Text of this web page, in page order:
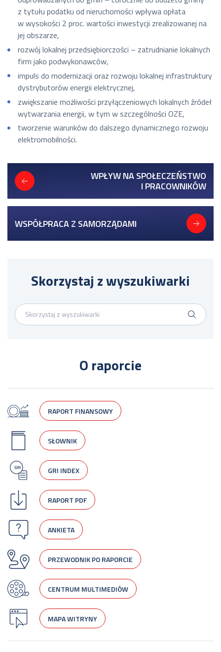
z tytułu podatku od nieruchomości wpływa opłata
w wysokości 2 proc. wartości inwestycji zrealizowanej na
jej obszarze,
rozwój lokalnej przedsiębiorczości – zatrudnianie lokalnych
firm jako podwykonawców,
impuls do modernizacji oraz rozwoju lokalnej infrastruktury
dystrybutorów energii elektrycznej,
zwiększanie możliwości przyłączeniowych lokalnych źródeł
wytwarzania energii, w tym w szczególności OZE,
tworzenie warunków do dalszego dynamicznego rozwoju
elektromobilności.
WPŁYW NA SPOŁECZEŃSTWO
I PRACOWNIKÓW
WSPÓŁPRACA Z SAMORZĄDAMI
Skorzystaj z wyszukiwarki
O raporcie
RAPORT FINANSOWY
SŁOWNIK
GRI INDEX
RAPORT PDF
ANKIETA
PRZEWODNIK PO RAPORCIE
CENTRUM MULTIMEDIÓW
MAPA WITRYNY